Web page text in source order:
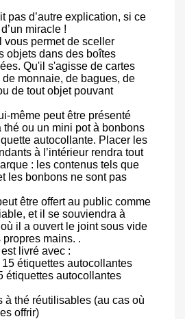
pas d’autre explication, si ce
miracle !
vous permet de sceller
objets dans des boîtes
Qu'il s'agisse de cartes
monnaie, de bagues, de
de tout objet pouvant
même peut être présenté
thé ou un mini pot à bonbons
autocollante. Placer les
à l’intérieur rendra tout
: les contenus tels que
les bonbons ne sont pas
être offert au public comme
et il se souviendra à
il a ouvert le joint sous vide
mains. .
livré avec :
étiquettes autocollantes
étiquettes autocollantes
à thé réutilisables (au cas où
offrir)